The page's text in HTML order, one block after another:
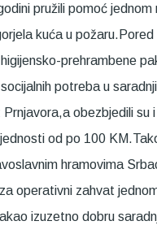
pružili pomoć jednom
kuća u
prehrambene
potreba u
Prnjavora,a obezbjedili su
od po 100
hramovima
operativni zahvat
izuzetno dobru